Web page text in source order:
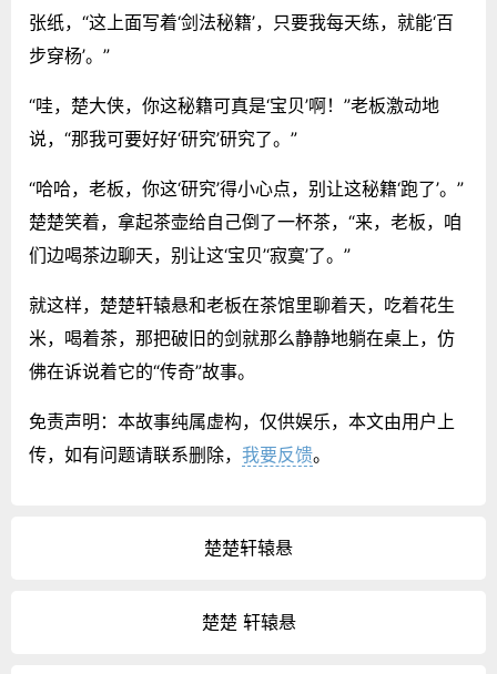
张纸，“这上面写着‘剑法秘籍’，只要我每天练，就能‘百
步穿杨’。”
“哇，楚大侠，你这秘籍可真是‘宝贝’啊！”老板激动地
说，“那我可要好好‘研究’研究了。”
“哈哈，老板，你这‘研究’得小心点，别让这秘籍‘跑了’。”
楚楚笑着，拿起茶壶给自己倒了一杯茶，“来，老板，咱
们边喝茶边聊天，别让这‘宝贝’‘寂寞’了。”
就这样，楚楚轩辕悬和老板在茶馆里聊着天，吃着花生
米，喝着茶，那把破旧的剑就那么静静地躺在桌上，仿
佛在诉说着它的“传奇”故事。
免责声明：本故事纯属虚构，仅供娱乐，本文由用户上
传，如有问题请联系删除， 我要反馈。
楚楚轩辕悬
楚楚 轩辕悬